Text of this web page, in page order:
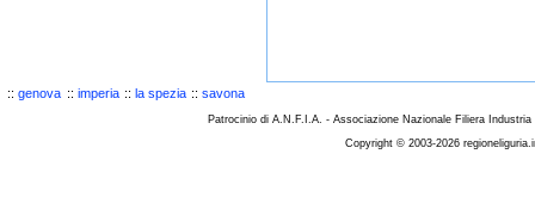
:: genova :: imperia :: la spezia :: savona
Patrocinio di A.N.F.I.A. - Associazione Nazionale Filiera
Copyright © 2003-2026